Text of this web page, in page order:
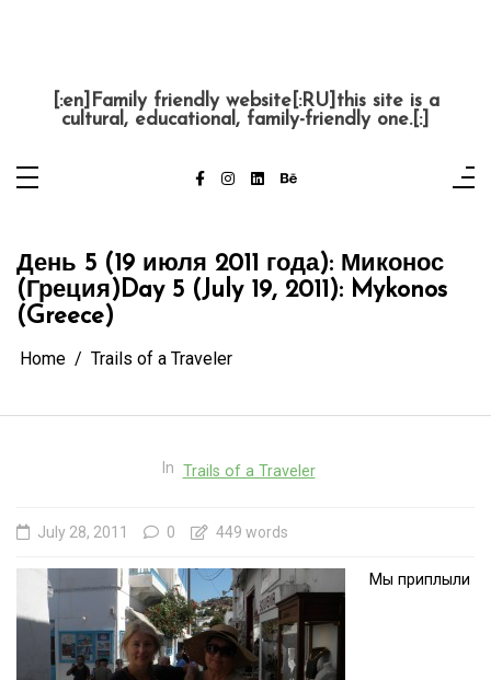
[:en]Family friendly website[:RU]this site is a
cultural, educational, family-friendly one.[:]
День 5 (19 июля 2011 года): Миконос
(Греция)Day 5 (July 19, 2011): Mykonos
(Greece)
Home Trails of a Traveler